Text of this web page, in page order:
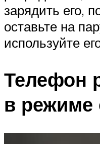
зарядить его,
оставьте на
используйте
Телефон
в режиме